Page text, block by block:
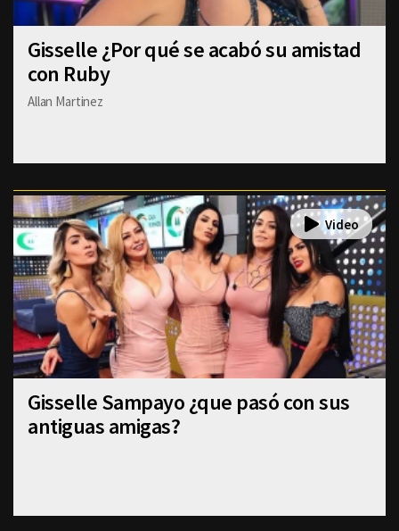
Gisselle ¿Por qué se acabó su amistad
con Ruby
Allan Martinez
Gisselle Sampayo ¿que pasó con sus
antiguas amigas?